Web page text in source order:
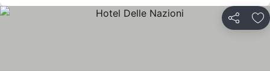
Partilhar